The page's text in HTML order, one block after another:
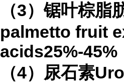
（3）锯叶棕脂
palmetto fruit
acids25%-45%
（4）尿石素